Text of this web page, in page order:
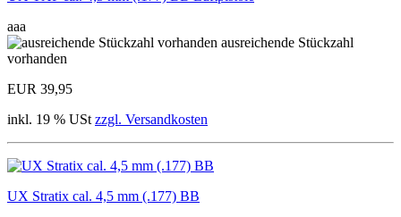
aaa
ausreichende Stückzahl
vorhanden
EUR 39,95
inkl. 19 % USt zzgl. Versandkosten
UX Stratix cal. 4,5 mm (.177) BB